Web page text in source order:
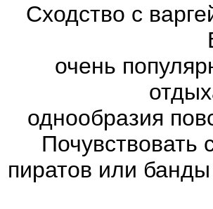
Сходство с
очень
однообразия
Почувствовать
пиратов или